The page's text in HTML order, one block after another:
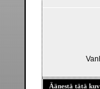
Äänestä tätä